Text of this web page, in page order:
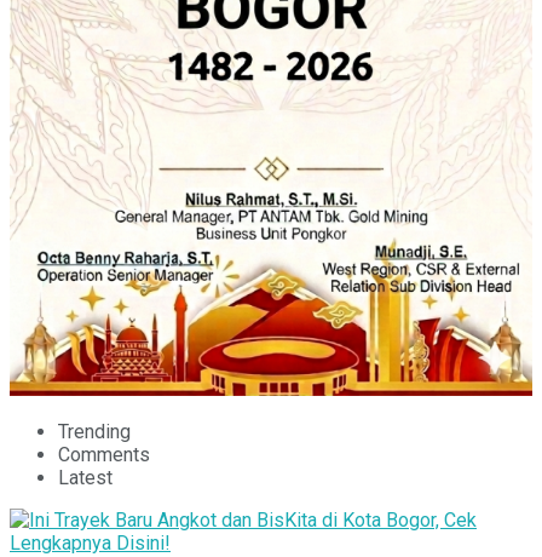
Trending
Comments
Latest